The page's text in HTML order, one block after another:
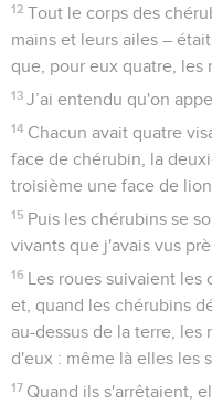
12 Tout le corps des
mains et leurs ailes –
que, pour eux quatre, les
13 J’ai entendu qu'on
14 Chacun avait quatre
face de chérubin, la
troisième une face de
15 Puis les chérubins se
vivants que j'avais vus
16 Les roues suivaient les
et, quand les chérubins
au-dessus de la terre, les
d'eux : même là elles les
17 Quand ils s'arrêtaient,